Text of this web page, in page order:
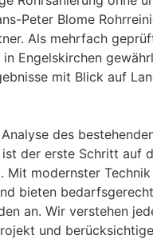
Peter Blome
Als mehrfach
Engelskirchen
mit Blick auf
des
der erste Schritt auf
Mit modernster
bieten
an. Wir verstehen
und